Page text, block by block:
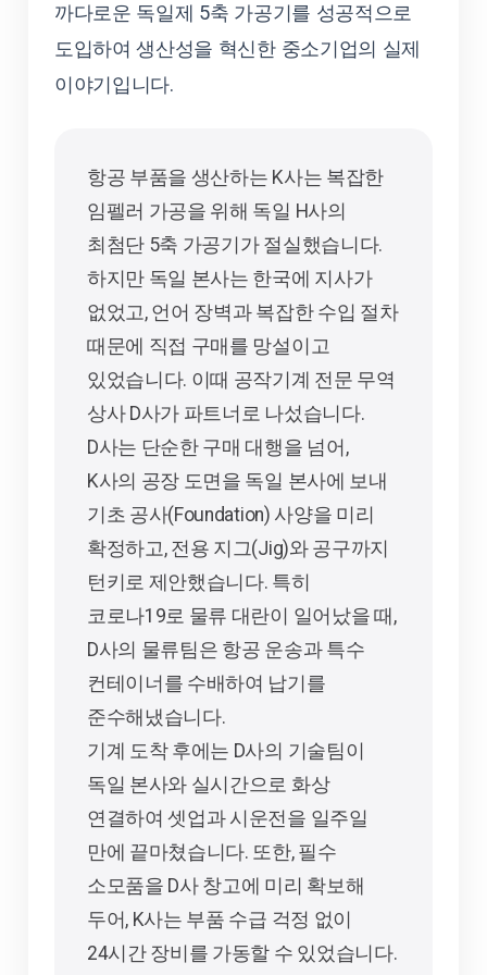
까다로운 독일제 5축 가공기를 성공적으로
도입하여 생산성을 혁신한 중소기업의 실제
이야기입니다.
항공 부품을 생산하는 K사는 복잡한
임펠러 가공을 위해 독일 H사의
최첨단 5축 가공기가 절실했습니다.
하지만 독일 본사는 한국에 지사가
없었고, 언어 장벽과 복잡한 수입 절차
때문에 직접 구매를 망설이고
있었습니다. 이때 공작기계 전문 무역
상사 D사가 파트너로 나섰습니다.
D사는 단순한 구매 대행을 넘어,
K사의 공장 도면을 독일 본사에 보내
기초 공사(Foundation) 사양을 미리
확정하고, 전용 지그(Jig)와 공구까지
턴키로 제안했습니다. 특히
코로나19로 물류 대란이 일어났을 때,
D사의 물류팀은 항공 운송과 특수
컨테이너를 수배하여 납기를
준수해냈습니다.
기계 도착 후에는 D사의 기술팀이
독일 본사와 실시간으로 화상
연결하여 셋업과 시운전을 일주일
만에 끝마쳤습니다. 또한, 필수
소모품을 D사 창고에 미리 확보해
두어, K사는 부품 수급 걱정 없이
24시간 장비를 가동할 수 있었습니다.